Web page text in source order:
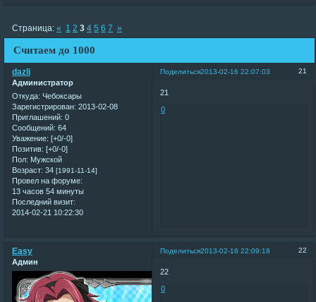
Считаем до 1000
Страница:« 1 2 3 4 5 6 7 »
Поделиться 21
2013-02-16 22:07:03
dazli
Администратор
Откуда: Чебоксары
Зарегистрирован: 2013-02-08
Приглашений: 0
Сообщений: 64
Уважение: [+0/-0]
Позитив: [+0/-0]
Пол: Мужской
Возраст: 34 [1991-11-14]
Провел на форуме:
13 часов 54 минуты
Последний визит:
2014-02-21 10:22:30
21
0
Поделиться 22
2013-02-16 22:09:18
Easy
Админ
22
0